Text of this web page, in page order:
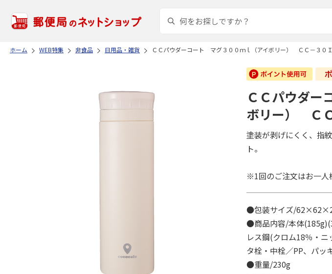
ホーム WEB特集 非食品 日用品・雑貨 ＣＣパウダーコート マグ３００ｍｌ（アイボリー） ＣＣ－３０Ｉ
ＣＣパウダー
ボリー） Ｃ
塗装が剥げにくく、指
ト。
※1回のご注文はお一人
●包装サイズ/
●商品内容/本体
レス鋼(クロム18％・
タ栓・中栓／PP、パ
●重量/230g